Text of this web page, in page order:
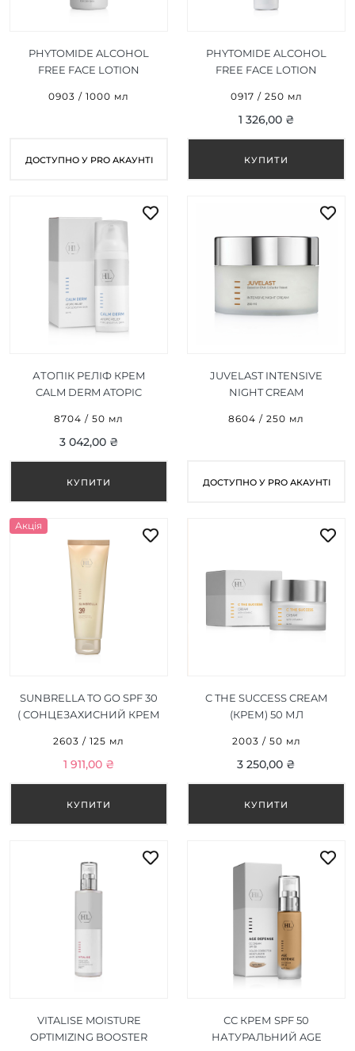
PHYTOMIDE ALCOHOL
FREE FACE LOTION
ЛОСЬЙОН ) 1000 МЛ
0903 / 1000 мл
ДОСТУПНО У PRO АКАУНТІ
PHYTOMIDE ALCOHOL
FREE FACE LOTION
ЛОСЬЙОН ) 250 МЛ
0917 / 250 мл
1 326,00 ₴
АТОПІК РЕЛІФ КРЕМ
CALM DERM ATOPIC
8704 / 50 мл
3 042,00 ₴
JUVELAST INTENSIVE
NIGHT CREAM
КРЕМ) 250 МЛ
8604 / 250 мл
ДОСТУПНО У PRO АКАУНТІ
Акція
SUNBRELLA TO GO SPF 30
( СОНЦЕЗАХИСНИЙ КРЕМ
2603 / 125 мл
1 911,00 ₴
C THE SUCCESS CREAM
(КРЕМ) 50 МЛ
2003 / 50 мл
3 250,00 ₴
VITALISE MOISTURE
OPTIMIZING BOOSTER
СС КРЕМ SPF 50
НАТУРАЛЬНИЙ AGE